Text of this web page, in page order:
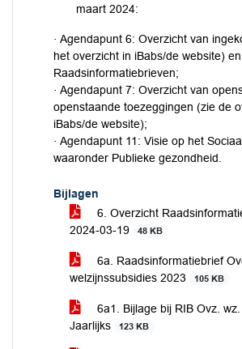
maart 2024:
· Agendapunt 6: Overzicht van
het overzicht in iBabs/de website) en
Raadsinformatiebrieven;
· Agendapunt 7: Overzicht van
openstaande toezeggingen (zie de
iBabs/de website);
· Agendapunt 11: Visie op het
waaronder Publieke gezondheid.
Bijlagen
6. Overzicht
2024-03-19
48 KB
6a. Raadsinformatiebrief
welzijnssubsidies 2023
105 KB
6a1. Bijlage bij RIB Ovz.
Jaarlijks
123 KB